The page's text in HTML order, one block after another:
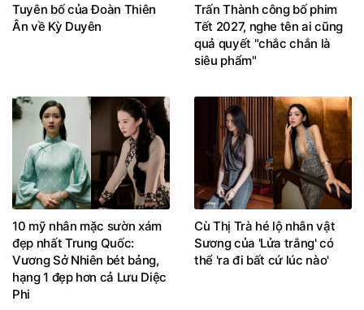
Tuyên bố của Đoàn Thiên
Ân về Kỳ Duyên
Trấn Thành công bố phim
Tết 2027, nghe tên ai cũng
quả quyết "chắc chắn là
siêu phẩm"
10 mỹ nhân mặc sườn xám
đẹp nhất Trung Quốc:
Vương Sở Nhiên bét bảng,
hạng 1 đẹp hơn cả Lưu Diệc
Phi
Cù Thị Trà hé lộ nhân vật
Sương của 'Lửa trắng' có
thể 'ra đi bất cứ lúc nào'